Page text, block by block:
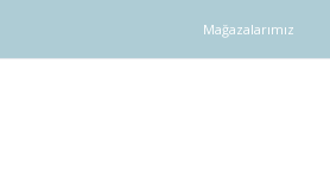
Mağazalarımız